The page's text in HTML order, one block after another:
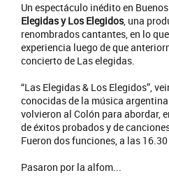
Un espectáculo inédito en
Elegidas y Los Elegidos, una
renombrados cantantes, en lo
experiencia luego de que
concierto de Las elegidas.
“Las Elegidas & Los Elegidos”,
conocidas de la música
volvieron al Colón para abordar,
de éxitos probados y de
Fueron dos funciones, a las
Pasaron por la alfom...